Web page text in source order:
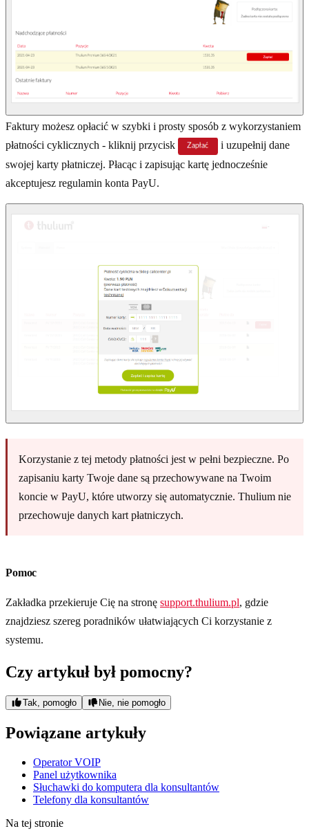
Faktury możesz opłacić w szybki i prosty sposób z wykorzystaniem
płatności cyklicznych - kliknij przycisk
i uzupełnij dane
swojej karty płatniczej. Płacąc i zapisując kartę jednocześnie
akceptujesz regulamin konta PayU.
Korzystanie z tej metody płatności jest w pełni bezpieczne. Po
zapisaniu karty Twoje dane są przechowywane na Twoim
koncie w PayU, które utworzy się automatycznie. Thulium nie
przechowuje danych kart płatniczych.
Pomoc
Zakładka przekieruje Cię na stronę support.thulium.pl, gdzie
znajdziesz szereg poradników ułatwiających Ci korzystanie z
systemu.
Czy artykuł był pomocny?
Tak, pomogło Nie, nie pomogło
Powiązane artykuły
Operator VOIP
Panel użytkownika
Słuchawki do komputera dla konsultantów
Telefony dla konsultantów
Na tej stronie